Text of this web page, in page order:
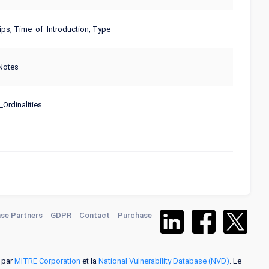
Time_of_Introduction, Type
Partners GDPR Contact Purchase
parMITRE Corporation et la National Vulnerability Database (NVD). Le